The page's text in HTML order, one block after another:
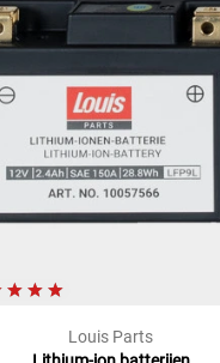
Louis Parts